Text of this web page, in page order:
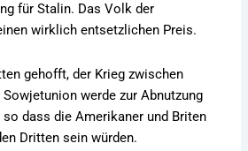
für Stalin. Das Volk der
wirklich entsetzlichen Preis.
gehofft, der Krieg zwischen
werde zur Abnutzung
so dass die Amerikaner und Briten
Dritten sein würden.